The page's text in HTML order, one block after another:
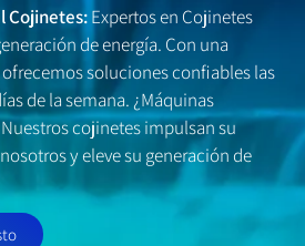
Cojinetes:Expertos en Cojinetes
de energía. Con una
soluciones confiables las
de la semana. ¿Máquinas
cojinetes impulsan su
y eleve su generación de